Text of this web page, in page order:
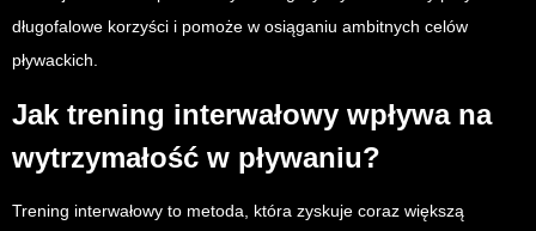
długofalowe korzyści i pomoże w osiąganiu ambitnych celów
pływackich.
Jak trening interwałowy wpływa na
wytrzymałość w pływaniu?
Trening interwałowy to metoda, która zyskuje coraz większą